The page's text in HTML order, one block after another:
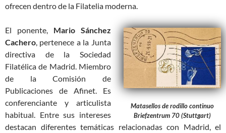
ofrecen dentro de la Filatelia moderna.
Matasellos de rodillo continuo
Briefzentrum 70 (Stuttgart)
El ponente, Mario Sánchez
Cachero, pertenece a la Junta
directiva de la Sociedad
Filatélica de Madrid. Miembro
de la Comisión de
Publicaciones de Afinet. Es
conferenciante y articulista
habitual. Entre sus intereses
destacan diferentes temáticas relacionadas con Madrid, el